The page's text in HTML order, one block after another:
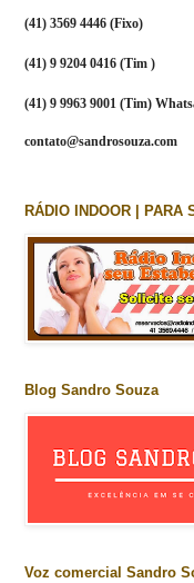
(41) 3569 4446 (Fixo)
(41) 9 9204 0416 (Tim )
(41) 9 9963 9001 (Tim)
contato@sandrosouza.com
RÁDIO INDOOR | PARA
Blog Sandro Souza
Voz comercial Sandro